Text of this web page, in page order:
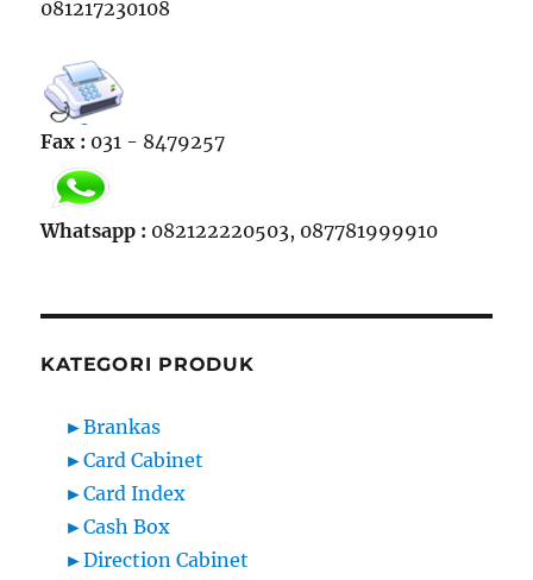
081217230108
Fax : 031 - 8479257
Whatsapp : 082122220503, 087781999910
KATEGORI PRODUK
►Brankas
►Card Cabinet
►Card Index
►Cash Box
►Direction Cabinet